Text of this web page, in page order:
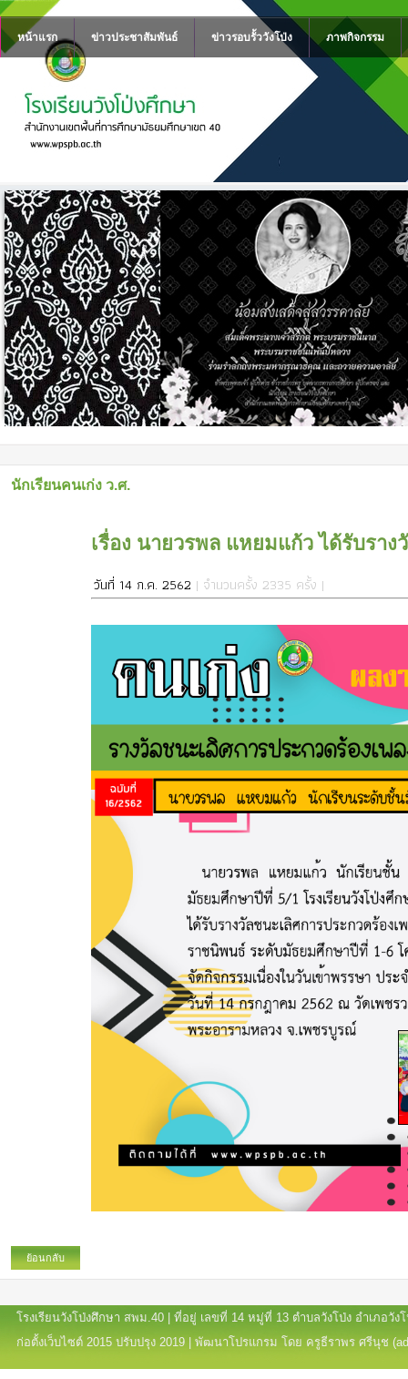
หน้าแรก ข่าวประชาสัมพันธ์ ข่าวรอบรั้ววังโป่ง ภาพกิจกรรม
นักเรียนคนเก่ง ว.ศ.
เรื่อง นายวรพล แหยมแก้ว ได้รับรา
วันที่ 14 ก.ค. 2562 | จำนวนครั้ง 2335 ครั้ง |
ย้อนกลับ
รงเรียนวังโป่งศึกษา สพม.40 | ที่อยู่ เลขที่ 14 หมู่ที่ 13 ตำบลวังโป่ง อำเภอวังโ
อตั้งเว็บไซต์ 2015 ปรับปรุง 2019 | พัฒนาโปรแกรม โดย ครูธีราพร ศรีนุช